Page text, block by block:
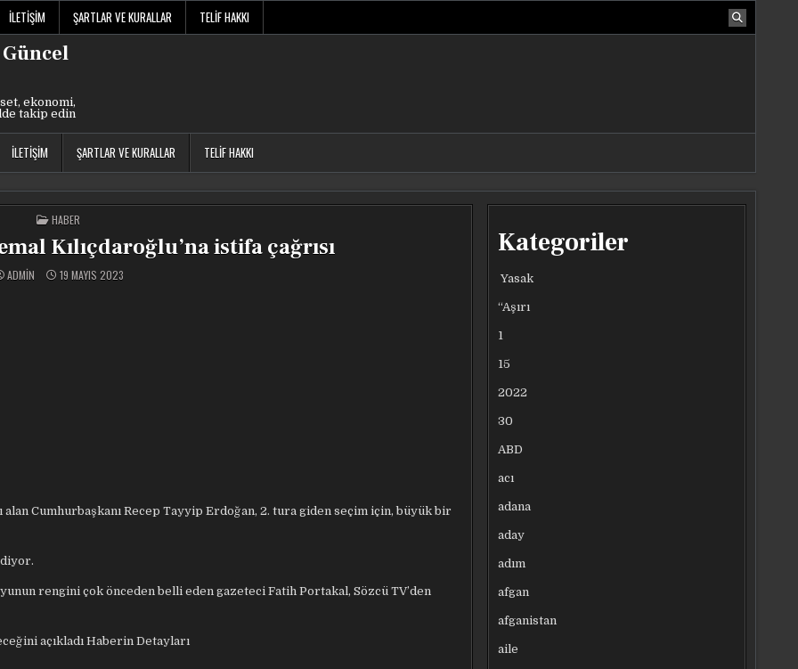
İLETIŞIM ŞARTLAR VE KURALLAR TELIF HAKKI
ekonomi,
takip edin
İLETIŞIM ŞARTLAR VE KURALLAR TELIF HAKKI
POSTED
IN
HABER
Kılıçdaroğlu’na istifa çağrısı
ADMIN 19 MAYIS 2023
Cumhurbaşkanı Recep Tayyip Erdoğan, 2. tura giden seçim için, büyük bir
rengini çok önceden belli eden gazeteci Fatih Portakal, Sözcü TV’den
açıkladı Haberin Detayları
Kategoriler
Yasak
“Aşırı
1
15
2022
30
ABD
acı
adana
aday
adım
afgan
afganistan
aile